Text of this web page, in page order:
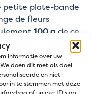
informatie over uw
doen dit met als doel
en niet-
in te stemmen met deze
petite plate-bande
de fleurs
100 g de ce
surface de 50
une surface
votre jardin se
grâce à ce